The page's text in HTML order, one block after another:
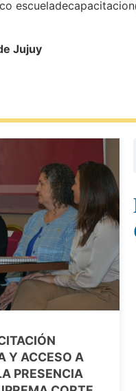
Jujuy
Y ACCESO A
PRESENCIA